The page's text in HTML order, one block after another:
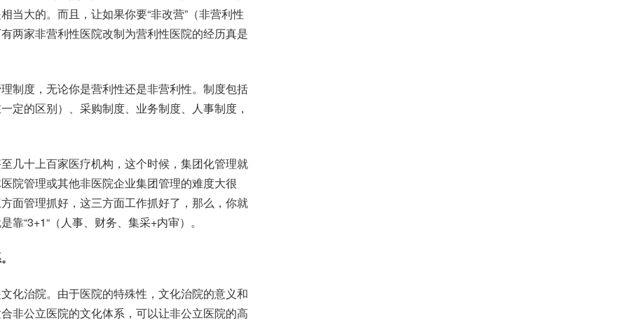
当大的。而且，让如果你要“非改营”（非营利性
两家非营利性医院改制为营利性医院的经历真是
度，无论你是营利性还是非营利性。制度包括
定的区别）、采购制度、业务制度、人事制度，
十上百家医疗机构，这个时候，集团化管理就
院管理或其他非医院企业集团管理的难度大很
面管理抓好，这三方面工作抓好了，那么，你就
“3+1“（人事、财务、集采+内审）。
治院。由于医院的特殊性，文化治院的意义和
非公立医院的文化体系，可以让非公立医院的高